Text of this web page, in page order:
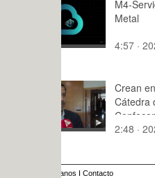
M4-Servidores Bare
Metal
4:57 · 2023
Crean en la UPV la
Cátedra de Comercio
Confecomerç
2:48 · 2024